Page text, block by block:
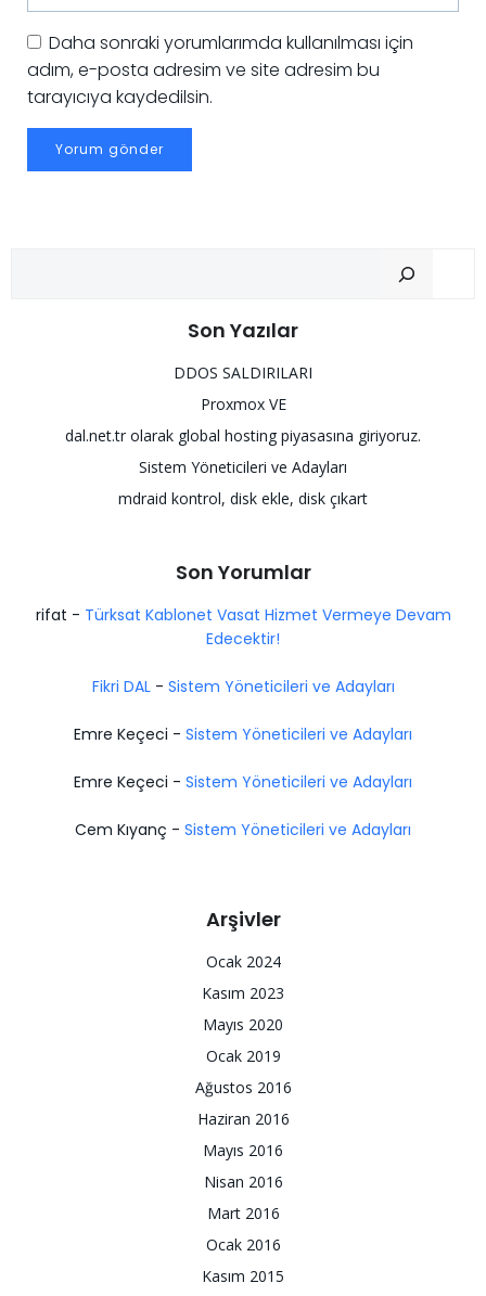
Daha sonraki yorumlarımda kullanılması için
adım, e-posta adresim ve site adresim bu
tarayıcıya kaydedilsin.
Son Yazılar
DDOS SALDIRILARI
Proxmox VE
dal.net.tr olarak global hosting piyasasına giriyoruz.
Sistem Yöneticileri ve Adayları
mdraid kontrol, disk ekle, disk çıkart
Son Yorumlar
rifat - Türksat Kablonet Vasat Hizmet Vermeye Devam
Edecektir!
Fikri DAL- Sistem Yöneticileri ve Adayları
Emre Keçeci - Sistem Yöneticileri ve Adayları
Emre Keçeci - Sistem Yöneticileri ve Adayları
Cem Kıyanç - Sistem Yöneticileri ve Adayları
Arşivler
Ocak 2024
Kasım 2023
Mayıs 2020
Ocak 2019
Ağustos 2016
Haziran 2016
Mayıs 2016
Nisan 2016
Mart 2016
Ocak 2016
Kasım 2015